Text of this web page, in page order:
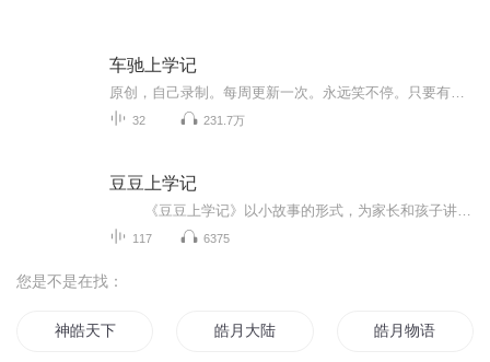
车驰上学记
32 231.7万
豆豆上学记
117 6375
您是不是在找：
神皓天下 皓月大陆 皓月物语